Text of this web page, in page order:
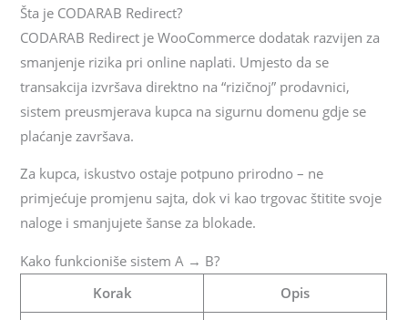
Šta je CODARAB Redirect?
CODARAB Redirect je WooCommerce dodatak razvijen za
smanjenje rizika pri online naplati. Umjesto da se
transakcija izvršava direktno na “rizičnoj” prodavnici,
sistem preusmjerava kupca na sigurnu domenu gdje se
plaćanje završava.
Za kupca, iskustvo ostaje potpuno prirodno – ne
primjećuje promjenu sajta, dok vi kao trgovac štitite svoje
naloge i smanjujete šanse za blokade.
Kako funkcioniše sistem A → B?
Korak
Opis